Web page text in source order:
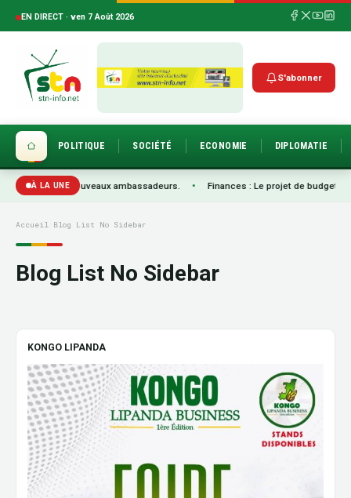
EN DIRECT · ven 7 Août 2026
S'abonner
POLITIQUE SOCIÉTÉ ECONOMIE DIPLOMATIE
À LA UNE
de trois nouveaux ambassadeurs. • Finances : Le projet de budget
Accueil Blog List No Sidebar
Blog List No Sidebar
KONGO LIPANDA